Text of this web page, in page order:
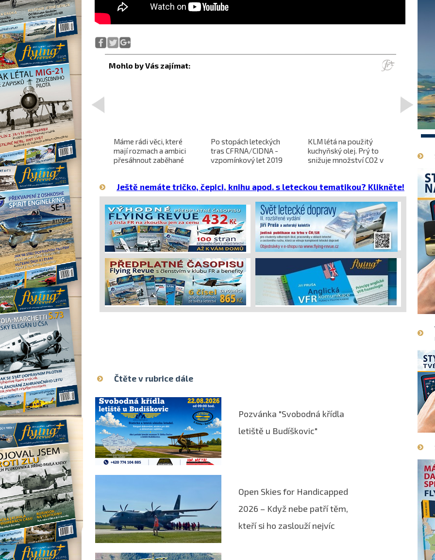
Projekt nadzvukového
letounu X-59 QueSST
směřuje k prvnímu letu
Máme rádi věci, které
mají rozmach a ambici
přesáhnout zaběhané
Po stopách leteckých
tras CFRNA/CIDNA -
vzpomínkový let 2019
KLM létá na použitý
kuchyňský olej. Prý to
snižuje množství CO2 v
projekt
>
Ještě nemáte tričko, čepici, knihu apod. s leteckou tematikou? Klikněte!
Čtěte v rubrice dále
Pozvánka "Svobodná křídla
letiště u Budíškovic"
Open Skies for Handicapped
2026 – Když nebe patří těm,
kteří si ho zaslouží nejvíc
1